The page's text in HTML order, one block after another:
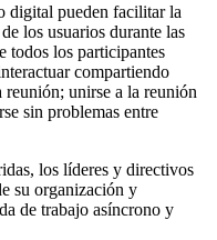
digital pueden facilitar la
los usuarios durante las
todos los participantes
compartiendo
reunión; unirse a la reunión
sin problemas entre
los líderes y directivos
su organización y
de trabajo asíncrono y